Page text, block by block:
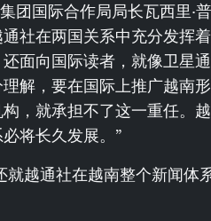
团国际合作局局长瓦西里·
社在两国关系中充分发挥
面向国际读者，就像卫星
解，要在国际上推广越南
，就承担不了这一重任。
将长久发展。”
就越通社在越南整个新闻体